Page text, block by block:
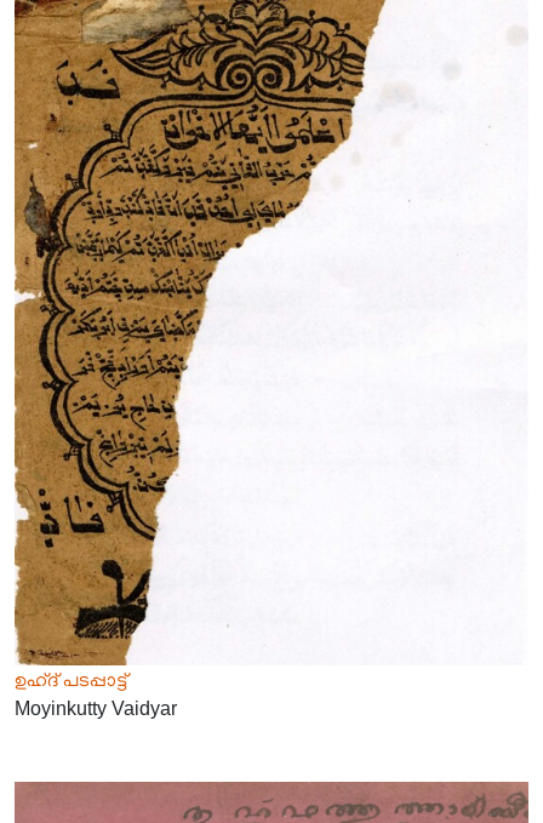
ഉഹ്ദ് പടപ്പാട്ട്
Moyinkutty Vaidyar